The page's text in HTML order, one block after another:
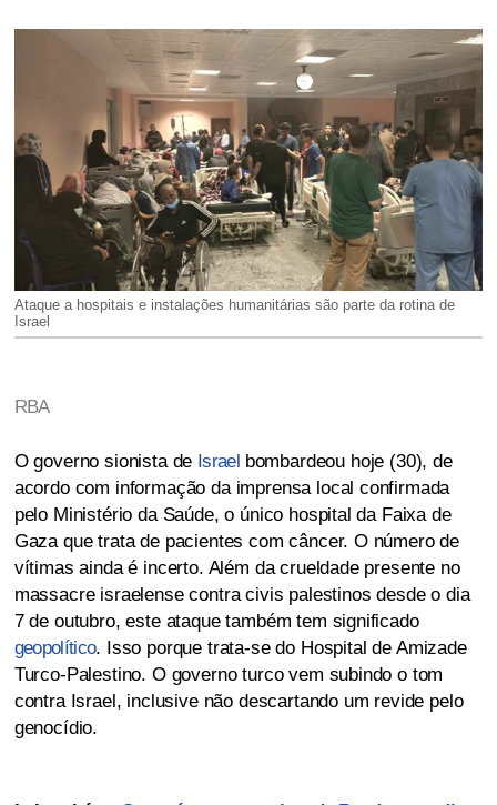
Ataque a hospitais e instalações humanitárias são parte da rotina de
Israel
RBA
O governo sionista de Israelbombardeou hoje (30), de
acordo com informação da imprensa local confirmada
pelo Ministério da Saúde, o único hospital da Faixa de
Gaza que trata de pacientes com câncer. O número de
vítimas ainda é incerto. Além da crueldade presente no
massacre israelense contra civis palestinos desde o dia
7 de outubro, este ataque também tem significado
geopolítico. Isso porque trata-se do Hospital de Amizade
Turco-Palestino. O governo turco vem subindo o tom
contra Israel, inclusive não descartando um revide pelo
genocídio.